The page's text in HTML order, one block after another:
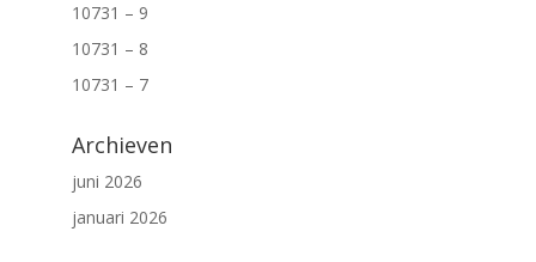
10731 – 9
10731 – 8
10731 – 7
Archieven
juni 2026
januari 2026